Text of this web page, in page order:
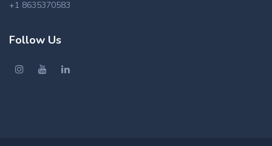
+1 8635370583
Follow Us